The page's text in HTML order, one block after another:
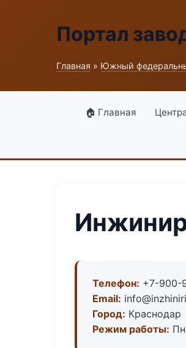
Портал
Главная » Южный
🏠 Главная
Телефон: +7-900-
Email:
Город: Краснодар
Режим работы: